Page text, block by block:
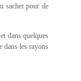
sachet pour de
dans quelques
dans les rayons